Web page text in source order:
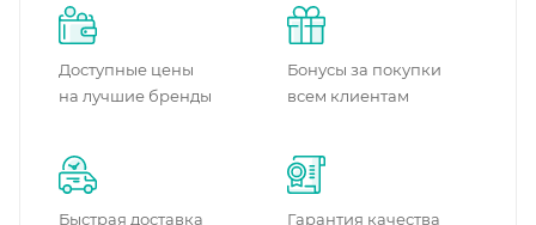
Доступные цены
на лучшие бренды
Бонусы за покупки
всем клиентам
Быстрая доставка
Гарантия качества